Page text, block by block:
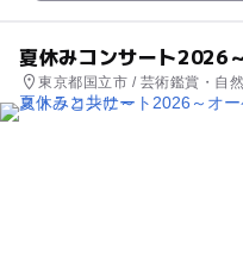
夏休みコンサート2026
東京都国立市 / 芸術鑑賞・自